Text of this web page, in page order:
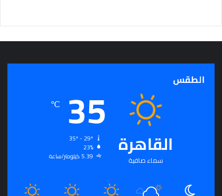
الطقس
القاهرة
سماء صافية
35
℃
23%
5.39 كيلومتر/ساعة